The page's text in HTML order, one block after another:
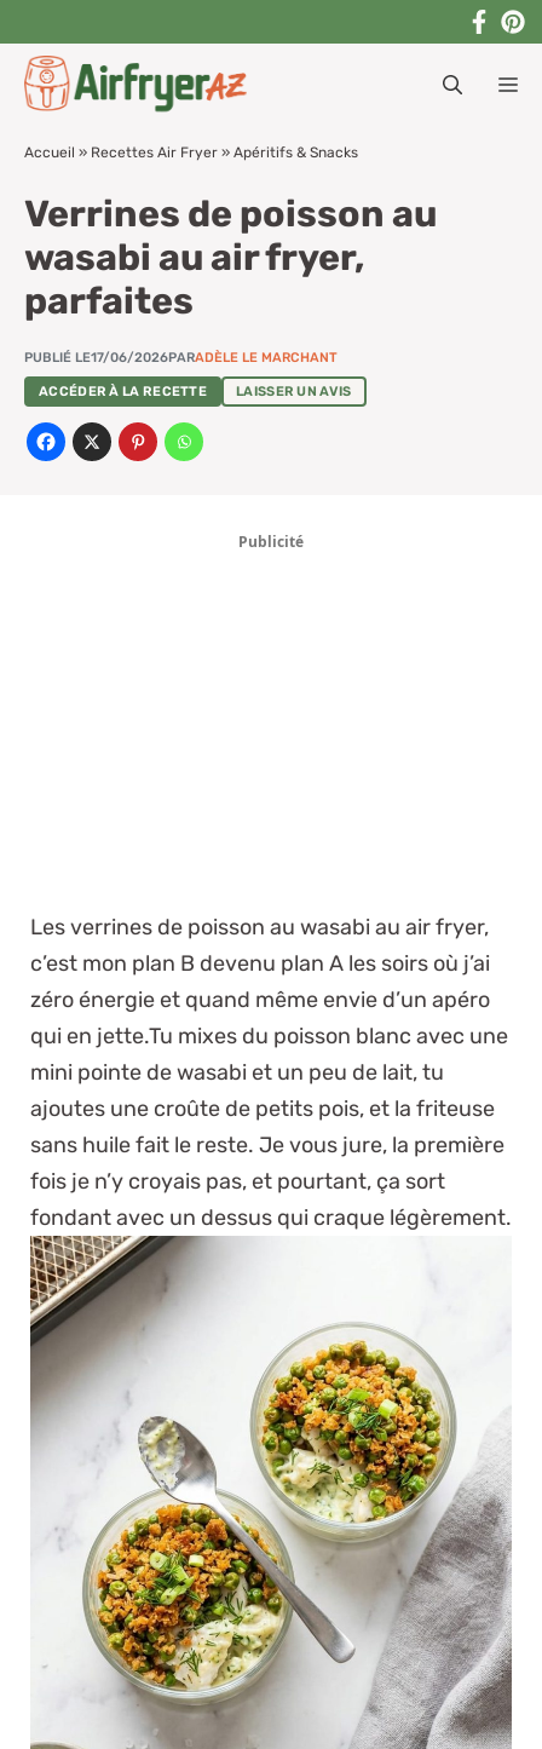
contenu
Accueil » Recettes Air Fryer » Apéritifs & Snacks
Verrines de poisson au
wasabi au air fryer,
parfaites
PUBLIÉ LE17/06/2026PARADÈLE LE MARCHANT
ACCÉDER À LA RECETTE LAISSER UN AVIS
Publicité
Les verrines de poisson au wasabi au air fryer,
c’est mon plan B devenu plan A les soirs où j’ai
zéro énergie et quand même envie d’un apéro
qui en jette.Tu mixes du poisson blanc avec une
mini pointe de wasabi et un peu de lait, tu
ajoutes une croûte de petits pois, et la friteuse
sans huile fait le reste. Je vous jure, la première
fois je n’y croyais pas, et pourtant, ça sort
fondant avec un dessus qui craque légèrement.